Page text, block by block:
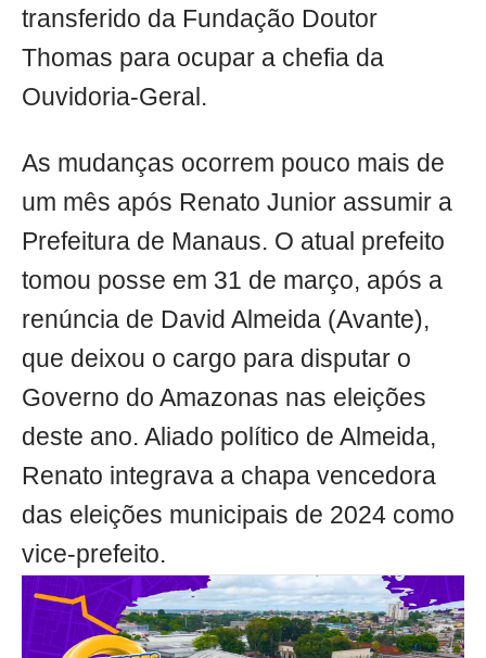
transferido da Fundação Doutor
Thomas para ocupar a chefia da
Ouvidoria-Geral.
As mudanças ocorrem pouco mais de
um mês após Renato Junior assumir a
Prefeitura de Manaus. O atual prefeito
tomou posse em 31 de março, após a
renúncia de David Almeida (Avante),
que deixou o cargo para disputar o
Governo do Amazonas nas eleições
deste ano. Aliado político de Almeida,
Renato integrava a chapa vencedora
das eleições municipais de 2024 como
vice-prefeito.